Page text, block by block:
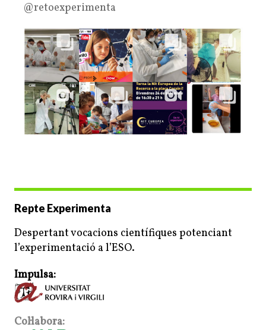
@retoexperimenta
Repte Experimenta
Despertant vocacions científiques potenciant
l’experimentació a l’ESO.
Impulsa:
Col·labora: